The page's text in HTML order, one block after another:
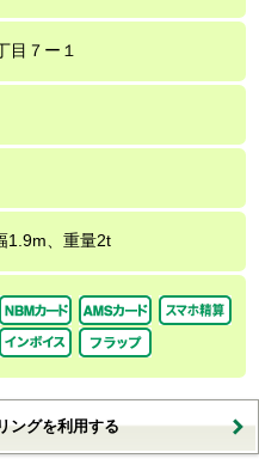
目７ー１
1.9m、重量2t
ングを利用する